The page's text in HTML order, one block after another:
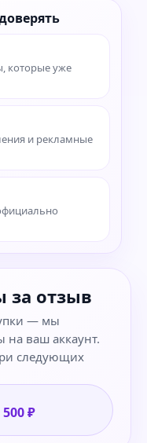
которые уже
и рекламные
за отзыв
— мы
на ваш аккаунт.
следующих
₽